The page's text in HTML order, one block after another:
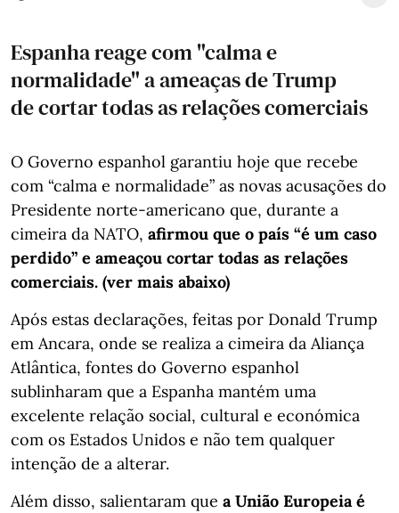
Espanha reage com "calma e
normalidade" a ameaças de Trump
de cortar todas as relações comerciais
O Governo espanhol garantiu hoje que recebe
com “calma e normalidade” as novas acusações do
Presidente norte-americano que, durante a
cimeira da NATO, afirmou que o país “é um caso
perdido” e ameaçou cortar todas as relações
comerciais. (ver mais abaixo)
Após estas declarações, feitas por Donald Trump
em Ancara, onde se realiza a cimeira da Aliança
Atlântica, fontes do Governo espanhol
sublinharam que a Espanha mantém uma
excelente relação social, cultural e económica
com os Estados Unidos e não tem qualquer
intenção de a alterar.
Além disso, salientaram que a União Europeia é